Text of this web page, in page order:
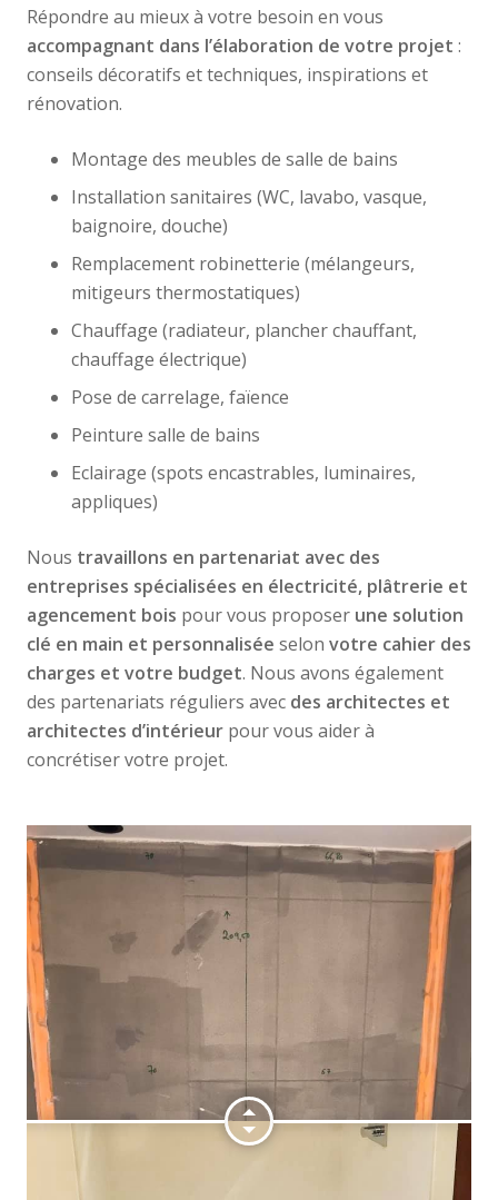
Répondre au mieux à votre besoin en vous
accompagnant dans l’élaboration de votre projet :
conseils décoratifs et techniques, inspirations et
rénovation.
Montage des meubles de salle de bains
Installation sanitaires (WC, lavabo, vasque,
baignoire, douche)
Remplacement robinetterie (mélangeurs,
mitigeurs thermostatiques)
Chauffage (radiateur, plancher chauffant,
chauffage électrique)
Pose de carrelage, faïence
Peinture salle de bains
Eclairage (spots encastrables, luminaires,
appliques)
Nous travaillons en partenariat avec des
entreprises spécialisées en électricité, plâtrerie et
agencement bois pour vous proposer une solution
clé en main et personnalisée selon votre cahier des
charges et votre budget. Nous avons également
des partenariats réguliers avec des architectes et
architectes d’intérieur pour vous aider à
concrétiser votre projet.